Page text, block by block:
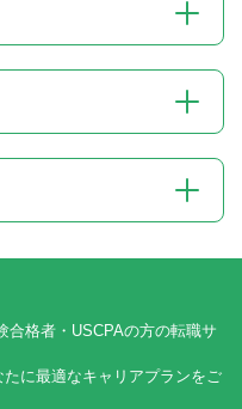
合格者・USCPAの方の転職サ
に最適なキャリアプランをご